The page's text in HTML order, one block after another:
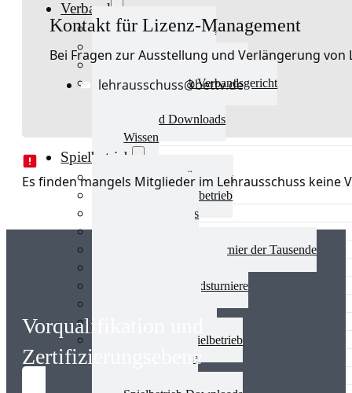
Verband
Verband Übersicht
Präsidium & Funktionäre
Ausschüsse & Verbandsgericht
Verband Downloads
Wissen
Spielbetrieb
Spielbetrieb Übersicht
Aktuelles Spielbetrieb
BEM & Qualis
TTT – Tischtennisturnier der Tausende
Weitere Verbandsturniere
Turnierausrichtung
Mannschaftsspielbetrieb
Vereinsturniere
Kontakt für Lizenz-Management
Bei Fragen zur Ausstellung und Verlängerung
lehrausschuss@bettv.de
Es finden mangels Mitglieder im Lehrausschuss keine
Vorqualifikation und
Zertifizierungsebene